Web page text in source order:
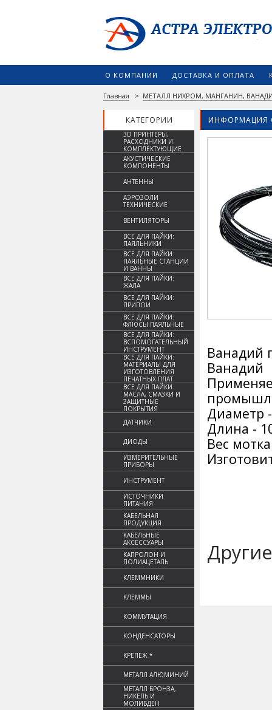
О КОМПАНИИ ДОСТАВКА И ОПЛАТА
Главная > МЕТАЛЛ НИХРОМ, МАНГАНИН,
КАТЕГОРИИ ИНФОРМАЦИЯ
3D ПРИНТЕРЫ,
РАСХОДНИКИ И
КОМПЛЕКТУЮЩИЕ
АКУСТИЧЕСКИЕ
КОМПОНЕНТЫ
АНТЕННЫ
АЭРОЗОЛИ
ТЕХНИЧЕСКИЕ
ВЕНТИЛЯТОРЫ
ВСЕ ДЛЯ ПАЙКИ:
ПАЯЛЬНИКИ
ВСЕ ДЛЯ ПАЙКИ:
ПАЯЛЬНЫЕ СТАНЦИИ
И ВАННЫ
ВСЕ ДЛЯ ПАЙКИ:
ЖАЛА
ВСЕ ДЛЯ ПАЙКИ:
ПРИПОИ
ВСЕ ДЛЯ ПАЙКИ:
ФЛЮСЫ ПАЯЛЬНЫЕ
ВСЕ ДЛЯ ПАЙКИ:
ВСПОМОГАТЕЛЬНЫЙ
ИНСТРУМЕНТ
ВСЕ ДЛЯ ПАЙКИ:
МАТЕРИАЛЫ ДЛЯ
ИЗГОТОВЛЕНИЯ
ПЕЧАТНЫХ ПЛАТ
ВСЕ ДЛЯ ПАЙКИ:
МАСЛА, СМАЗКИ И
ЗАЩИТНЫЕ
ПОКРЫТИЯ
ДАТЧИКИ
ДИОДЫ
ИЗМЕРИТЕЛЬНЫЕ
ПРИБОРЫ
ИНСТРУМЕНТ
ИСТОЧНИКИ
ПИТАНИЯ
КАБЕЛЬНАЯ
ПРОДУКЦИЯ
КАБЕЛЬНЫЕ
АКСЕССУАРЫ
КАПРОЛОН И
ПОЛИАЦЕТАЛЬ
КЛЕММНИКИ
КЛЕММЫ
КОММУТАЦИЯ
КОНДЕНСАТОРЫ
КРЕПЕЖ *
МЕТАЛЛ АЛЮМИНИЙ
МЕТАЛЛ БРОНЗА,
НИКЕЛЬ И
МОЛИБДЕН
Ванадий
Диаметр
Длина -
Вес